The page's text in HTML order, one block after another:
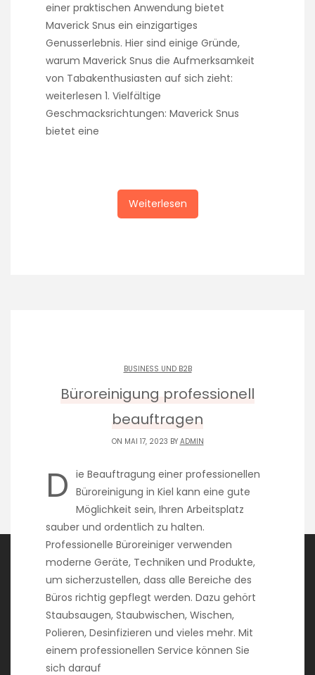
einer praktischen Anwendung bietet
Maverick Snus ein einzigartiges
Genusserlebnis. Hier sind einige Gründe,
warum Maverick Snus die Aufmerksamkeit
von Tabakenthusiasten auf sich zieht:
weiterlesen 1. Vielfältige
Geschmacksrichtungen: Maverick Snus
bietet eine
Weiterlesen
BUSINESS UND B2B
Büroreinigung professionell
beauftragen
ON MAI 17, 2023 BY ADMIN
D ie Beauftragung einer professionellen
Büroreinigung in Kiel kann eine gute
Möglichkeit sein, Ihren Arbeitsplatz
sauber und ordentlich zu halten.
Professionelle Büroreiniger verwenden
moderne Geräte, Techniken und Produkte,
um sicherzustellen, dass alle Bereiche des
Büros richtig gepflegt werden. Dazu gehört
Staubsaugen, Staubwischen, Wischen,
Polieren, Desinfizieren und vieles mehr. Mit
einem professionellen Service können Sie
sich darauf
Kategorien
Beauty und Mode